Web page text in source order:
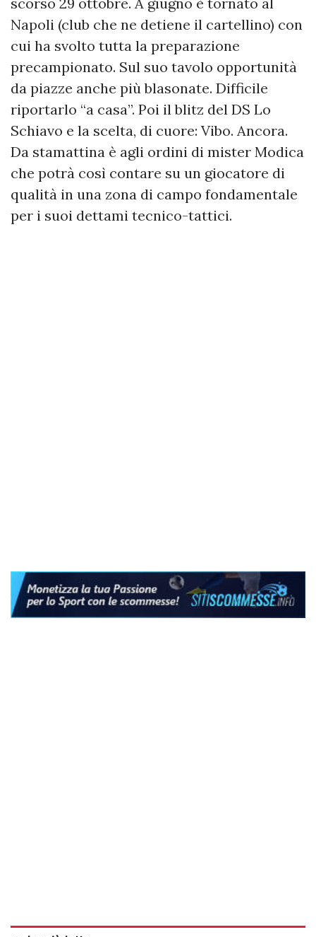
Napoli (club che ne detiene il cartellino) con
cui ha svolto tutta la preparazione
precampionato. Sul suo tavolo opportunità
da piazze anche più blasonate. Difficile
riportarlo “a casa”. Poi il blitz del DS Lo
Schiavo e la scelta, di cuore: Vibo. Ancora.
Da stamattina è agli ordini di mister Modica
che potrà così contare su un giocatore di
qualità in una zona di campo fondamentale
per i suoi dettami tecnico-tattici.